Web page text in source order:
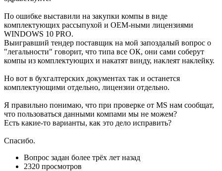
По ошибке выставили на закупки компы в виде
комплектующих рассыпухой и OEM-ными лицензиями
WINDOWS 10 PRO.
Выигравший тендер поставщик на мой запоздалый вопрос о
"легальности" говорит, что типа все ОК, они сами соберут
компы из комплектующих и накатят винду, наклеят наклейку.
Но вот в бухгалтерских документах так и останется
комплектующими отдельно, лицензии отдельно.
Я правильно понимаю, что при проверке от MS нам сообщат,
что пользоваться данными компами мы не можем?
Есть какие-то варианты, как это дело исправить?
Спасибо.
Вопрос задан более трёх лет назад
2320 просмотров